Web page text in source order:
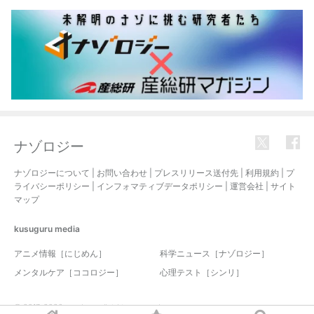
ナゾロジー
ナゾロジーについて お問い合わせ プレスリリース送付先 利用規約
プ
ライバシーポリシー
インフォマティブデータポリシー 運営会社
サイト
マップ
kusuguru media
アニメ情報［にじめん］
科学ニュース［ナゾロジー］
メンタルケア［ココロジー］
心理テスト［シンリ］
© 2017-2026 nazology. all rights reserved.